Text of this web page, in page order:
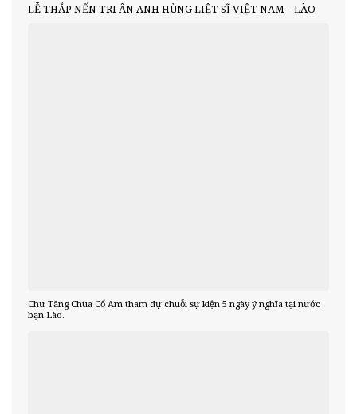
LỄ THẮP NẾN TRI ÂN ANH HÙNG LIỆT SĨ VIỆT NAM – LÀO
Chư Tăng Chùa Cổ Am tham dự chuỗi sự kiện 5 ngày ý nghĩa tại nước
bạn Lào.